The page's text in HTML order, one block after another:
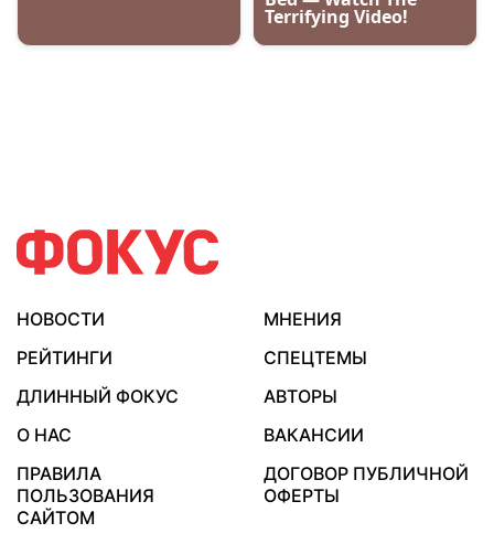
НОВОСТИ
МНЕНИЯ
РЕЙТИНГИ
СПЕЦТЕМЫ
ДЛИННЫЙ ФОКУС
АВТОРЫ
О НАС
ВАКАНСИИ
ПРАВИЛА
ПОЛЬЗОВАНИЯ
САЙТОМ
ДОГОВОР ПУБЛИЧНОЙ
ОФЕРТЫ